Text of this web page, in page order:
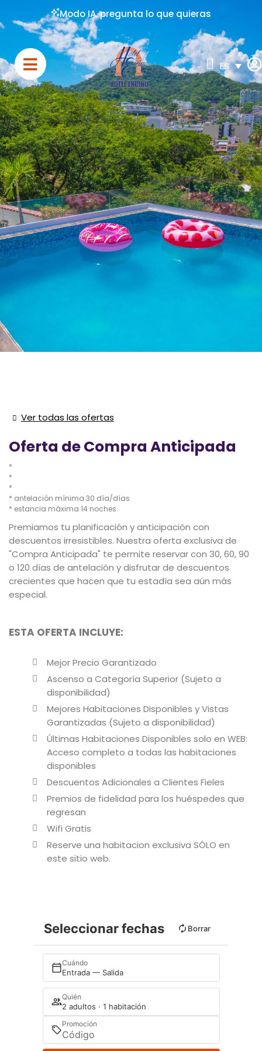
Modo IA, pregunta lo que quieras
ES
Ver todas las ofertas
Oferta de Compra Anticipada
antelación mínima 30 día/días
estancia máxima 14 noches
Premiamos tu planificación y anticipación con
descuentos irresistibles. Nuestra oferta exclusiva de
"Compra Anticipada" te permite reservar con 30, 60, 90
o 120 días de antelación y disfrutar de descuentos
crecientes que hacen que tu estadía sea aún más
especial.
ESTA OFERTA INCLUYE:
​Mejor Precio Garantizado
​Ascenso a Categoría Superior (Sujeto a
disponibilidad)
​Mejores Habitaciones Disponibles y Vistas
Garantizadas (Sujeto a disponibilidad)
​Últimas Habitaciones Disponibles solo en WEB:
Acceso completo a todas las habitaciones
disponibles
​Descuentos Adicionales a Clientes Fieles
​Premios de fidelidad para los huéspedes que
regresan
​Wifi Gratis
​Reserve una habitacion exclusiva SÓLO en
este sitio web.
Seleccionar fechas Borrar
Cuándo
Entrada — Salida
Quién
2 adultos · 1 habitación
Promoción